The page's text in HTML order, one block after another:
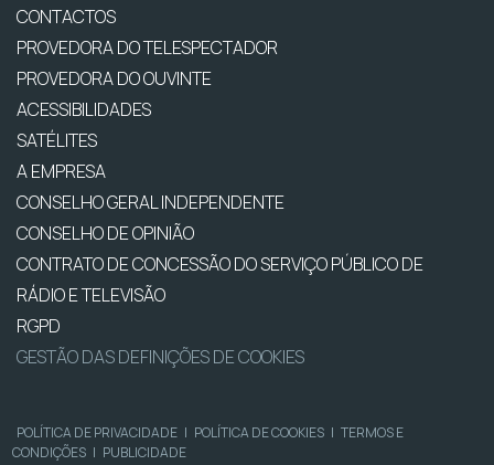
CONTACTOS
PROVEDORA DO TELESPECTADOR
PROVEDORA DO OUVINTE
ACESSIBILIDADES
SATÉLITES
A EMPRESA
CONSELHO GERAL INDEPENDENTE
CONSELHO DE OPINIÃO
CONTRATO DE CONCESSÃO DO SERVIÇO PÚBLICO DE
RÁDIO E TELEVISÃO
RGPD
GESTÃO DAS DEFINIÇÕES DE COOKIES
POLÍTICA DE PRIVACIDADE | POLÍTICA DE COOKIES | TERMOS E
CONDIÇÕES | PUBLICIDADE